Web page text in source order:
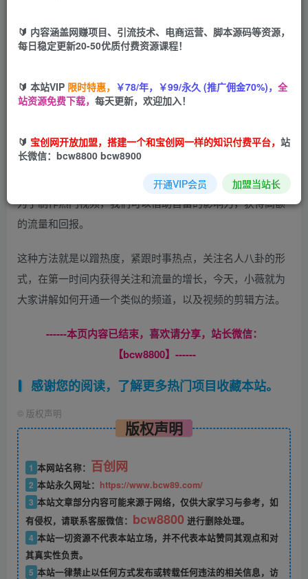
立即购买
5000美元 – 无需任何基础，新手可做 – 使用人工智能网站，
为了制作热门视频，我们可以借助首富的影响力，获得高额
的流量和回报。
这种方法就是以蹭热度，紧跟时事热点，关注名人八卦的形
式，在第一时间内获得关注和流量的增长，今天，小薇就为
大家讲解如何开通一个类似的频道，以及视频的剪辑方法。
------本页内容已结束，喜欢请分享，站长微信：
【bcw8800】------
感谢您的阅读，了解更多热门项目收藏本站。
© 版权声明
版权声明
1 本网站名称： 百创网
2 本站永久网址： https://www.bcw89.com/
3 本站文章部分内容可能来源于网络，仅供大家学习与参考，如
有侵权，请联系客服微信： bcw8800 进行删除处理。
4 本站一切资源不代表本站立场，并不代表本站赞同其观点和对
其真实性负责。
5 本站一律禁止以任何方式发布或转载任何违法的相关信息，访
🔰 内容涵盖网赚项目、引流技术、电商运营、脚本源码等资源，
每日稳定更新20-50优质付费资源课程！
🔰 本站VIP 限时特惠， ￥78/年，￥99/永久 (推广佣金70%)， 全
站资源免费下载， 每天更新，欢迎加入！
🔰 宝创网开放加盟，搭建一个和宝创网一样的知识付费平台， 站
长微信：bcw8800 bcw8900
开通VIP会员 加盟当站长